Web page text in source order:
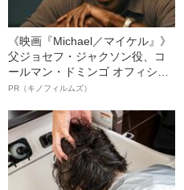
《映画『Michael／マイケル』》
父ジョセフ・ジャクソン役、コ
ールマン・ドミンゴ オフィシャ
ルインタビュー“観客を魅了した
語る”《日本興収70億円突破》
PR（キノフィルムズ）